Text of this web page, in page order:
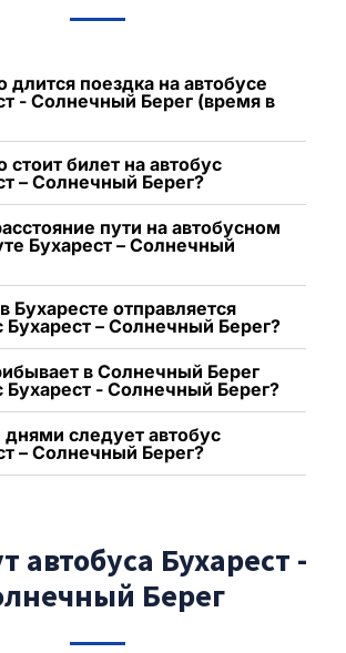
длится поездка на автобусе
- Солнечный Берег (время в
стоит билет на автобус
– Солнечный Берег?
пути на автобусном
Бухарест – Солнечный
Бухаресте отправляется
Бухарест – Солнечный Берег?
в Солнечный Берег
Бухарест - Солнечный Берег?
следует автобус
– Солнечный Берег?
автобуса Бухарест -
Берег